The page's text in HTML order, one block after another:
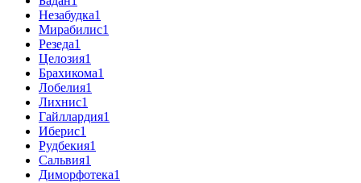
Незабудка1
Мирабилис1
Резеда1
Целозия1
Брахикома1
Лобелия1
Лихнис1
Гайллардия1
Иберис1
Рудбекия1
Сальвия1
Диморфотека1